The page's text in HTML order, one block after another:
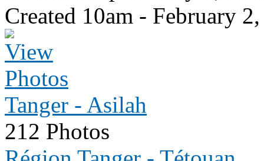
Created 10am - February
Tanger - Asilah
212 Photos